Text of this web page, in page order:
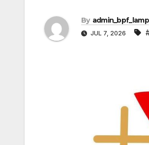
By
JUL 7, 2026